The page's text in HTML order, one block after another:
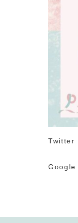
Twitter
Google